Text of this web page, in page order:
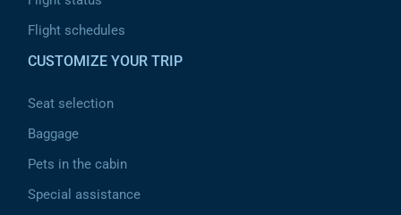
Flight schedules
CUSTOMIZE YOUR TRIP
Seat selection
Baggage
Pets in the cabin
Special assistance